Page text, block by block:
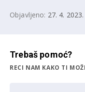
Objavljeno: 27. 4. 2023.
Trebaš pomoć?
RECI NAM KAKO TI